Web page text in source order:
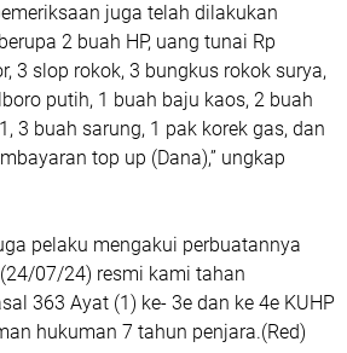
juga telah dilakukan
2 buah HP, uang tunai Rp
3 slop rokok, 3 bungkus rokok surya,
putih, 1 buah baju kaos, 2 buah
3 buah sarung, 1 pak korek gas, dan
top up (Dana),” ungkap
pelaku mengakui perbuatannya
07/24) resmi kami tahan
363 Ayat (1) ke- 3e dan ke 4e KUHP
hukuman 7 tahun penjara.(Red)